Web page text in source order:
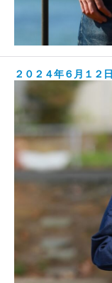
２０２４年６月１２日